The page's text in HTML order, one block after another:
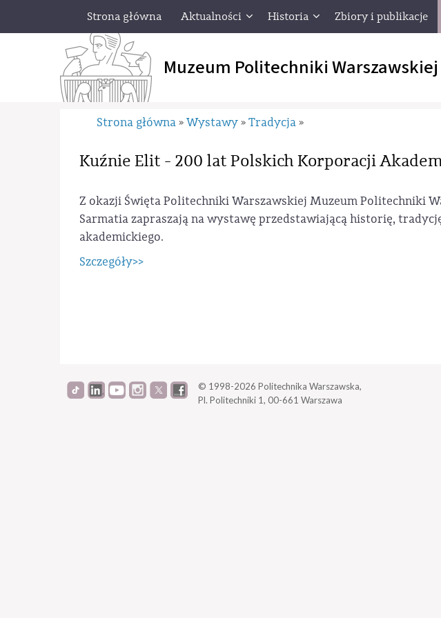
Strona główna Aktualności Historia Zbiory i publikacje
Muzeum Politechniki Warszawskiej
Strona główna » Wystawy » Tradycja »
Kuźnie Elit - 200 lat Polskich Korporacji
Z okazji Święta Politechniki Warszawskiej Muzeum Politechniki
Sarmatia zapraszają na wystawę przedstawiającą historię,
akademickiego.
Szczegóły>>
© 1998-2026 Politechnika Warszawska,
Pl. Politechniki 1, 00-661 Warszawa